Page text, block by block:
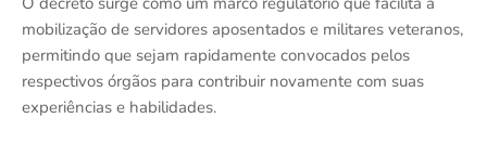
mobilização de servidores aposentados e militares veteranos,
permitindo que sejam rapidamente convocados pelos
respectivos órgãos para contribuir novamente com suas
experiências e habilidades.